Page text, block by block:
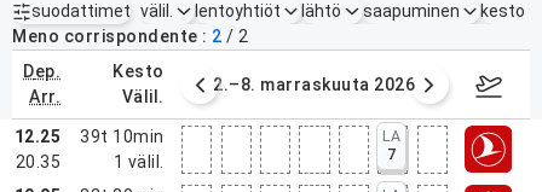
suodattimet
Aktiiviset suodattimet ei mitään
välil. lentoyhtiöt lähtö saapuminen
kesto
Meno corrispondente
2 / 2
dep.
arr.
kesto
välil.
2.–8. marraskuuta 2026 9.–15.
12.25
20.35
39t 10min
1 välil.
LA
7